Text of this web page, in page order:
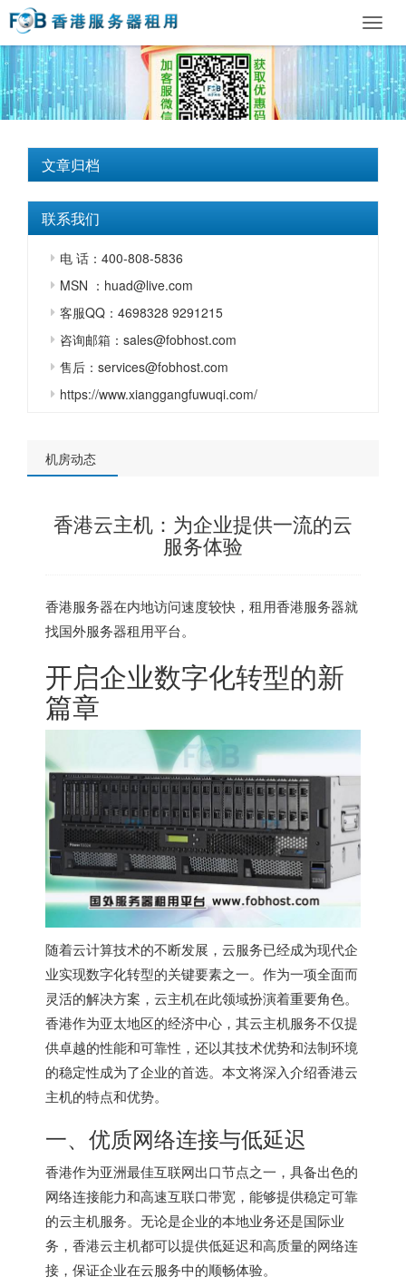
文章归档
联系我们
电 话：400-808-5836
MSN ：huad@live.com
客服QQ：4698328 9291215
咨询邮箱：sales@fobhost.com
售后：services@fobhost.com
https://www.xianggangfuwuqi.com/
机房动态
香港云主机：为企业提供一流的云
服务体验
香港服务器在内地访问速度较快，租用香港服务器就
找国外服务器租用平台。
开启企业数字化转型的新
篇章
随着云计算技术的不断发展，云服务已经成为现代企
业实现数字化转型的关键要素之一。作为一项全面而
灵活的解决方案，云主机在此领域扮演着重要角色。
香港作为亚太地区的经济中心，其云主机服务不仅提
供卓越的性能和可靠性，还以其技术优势和法制环境
的稳定性成为了企业的首选。本文将深入介绍香港云
主机的特点和优势。
一、优质网络连接与低延迟
香港作为亚洲最佳互联网出口节点之一，具备出色的
网络连接能力和高速互联口带宽，能够提供稳定可靠
的云主机服务。无论是企业的本地业务还是国际业
务， 香港云主机都可以提供低延迟和高质量的网络连
接，保证企业在云服务中的顺畅体验。